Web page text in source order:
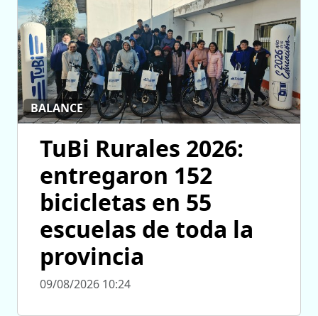
BALANCE
TuBi Rurales 2026:
entregaron 152
bicicletas en 55
escuelas de toda la
provincia
09/08/2026 10:24